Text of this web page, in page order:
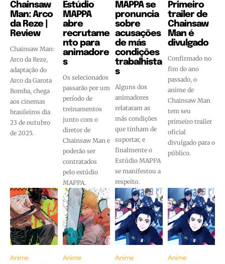
Chainsaw
Man: Arco
da Reze |
Review
Chainsaw Man:
Arco da Reze,
adaptação do
Arco da Garota
Bomba, chega
aos cinemas
brasileiros dia
23 de outubro
de 2025.
Estúdio
MAPPA
abre
recrutame
nto para
animadore
s
Os selecionados
passarão por um
período de
treinamentos
junto com o
diretor de
Chainsaw Man e
poderão ser
contratados
pelo estúdio
MAPPA.
MAPPA se
pronuncia
sobre
acusações
de más
condições
trabalhista
s
Alguns dos
animadores
relataram as
más condições
que tinham de
suportar, e
finalmente o
Estúdio MAPPA
se manifestou a
respeito.
Primeiro
trailer de
Chainsaw
Man é
divulgado
Confirmado no
fim do ano
passado, o
anime de
Chainsaw Man
tem seu
primeiro trailer
oficial
divulgado para o
público.
Anime Anime Anime Anime